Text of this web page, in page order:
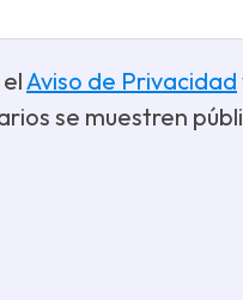
Aviso de Privacidad
se muestren